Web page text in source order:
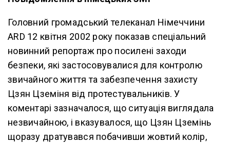
Головний громадський телеканал Німеччини
ARD 12 квітня 2002 року показав спеціальний
новинний репортаж про посилені заходи
безпеки, які застосовувалися для контролю
звичайного життя та забезпечення захисту
Цзян Цземіня від протестувальників. У
коментарі зазначалося, що ситуація виглядала
незвичайною, і вказувалося, що Цзян Цземінь
щоразу дратувався побачивши жовтий колір,